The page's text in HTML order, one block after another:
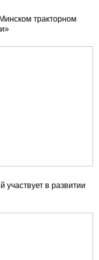
тракторном
участвует в развитии